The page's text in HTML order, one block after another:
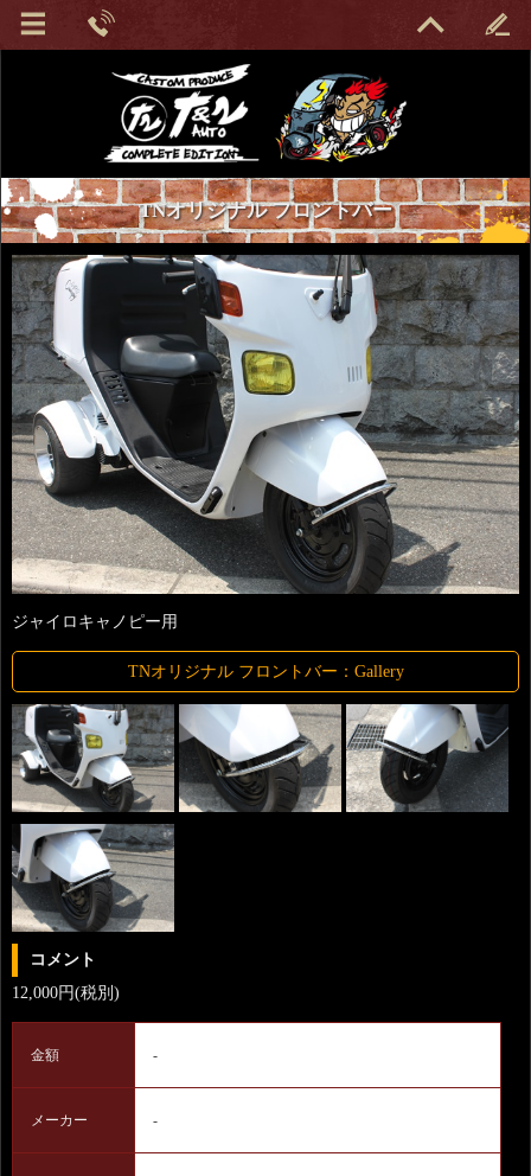
TNオリジナル フロントバー
ジャイロキャノピー用
TNオリジナル フロントバー：Gallery
コメント
12,000円(税別)
金額 -
メーカー -